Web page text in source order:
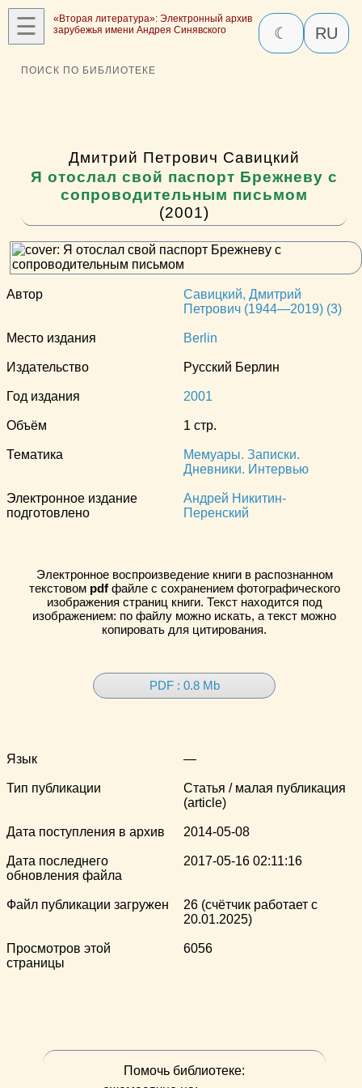
☰
«Вторая литература»: Электронный архив
зарубежья имени Андрея Синявского
☾ RU
ПОИСК ПО БИБЛИОТЕКЕ
Дмитрий Петрович Савицкий
Я отослал свой паспорт Брежневу с
сопроводительным письмом
(2001)
Автор
Савицкий, Дмитрий
Петрович (1944—2019) (3)
Место издания Berlin
Издательство Русский Берлин
Год издания 2001
Объём 1 стр.
Тематика
Мемуары. Записки.
Дневники. Интервью
Электронное издание
подготовлено
Андрей Никитин-
Перенский
Электронное воспроизведение книги в распознанном
текстовом pdfфайле с сохранением фотографического
изображения страниц книги. Текст находится под
изображением: по файлу можно искать, а текст можно
копировать для цитирования.
PDF : 0.8 Mb
Язык —
Тип публикации
Статья / малая публикация
(article)
Дата поступления в архив 2014-05-08
Дата последнего
обновления файла
2017-05-16 02:11:16
Файл публикации загружен
26 (счётчик работает с
20.01.2025)
Просмотров этой
страницы
6056
Помочь библиотеке: